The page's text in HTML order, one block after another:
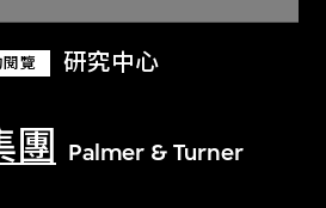
閱覽 研究中心
團
Palmer & Turner
二十及二十一世紀視覺